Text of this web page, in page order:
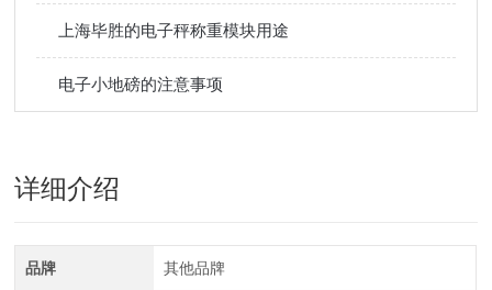
上海毕胜的电子秤称重模块用途
电子小地磅的注意事项
详细介绍
品牌 其他品牌